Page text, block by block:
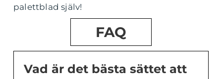
palettblad själv!
FAQ
Vad är det bästa sättet att